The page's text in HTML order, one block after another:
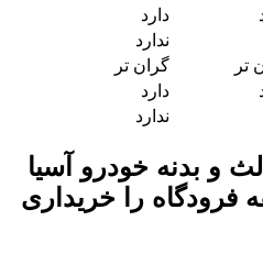
دارد
ندارد
تر
گران تر
دارد
ندارد
و بدنه خودرو آسیا
فرودگاه را خریداری